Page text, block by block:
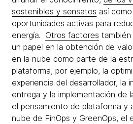
sostenibles y sensatos así
oportunidades activas para
energía. Otros factores
un papel en la obtención de
en la nube como parte de la
plataforma, por ejemplo, la
experiencia del desarrollador, la
entrega y la implementación de
el pensamiento de plataforma y
nube de FinOps y GreenOps, el